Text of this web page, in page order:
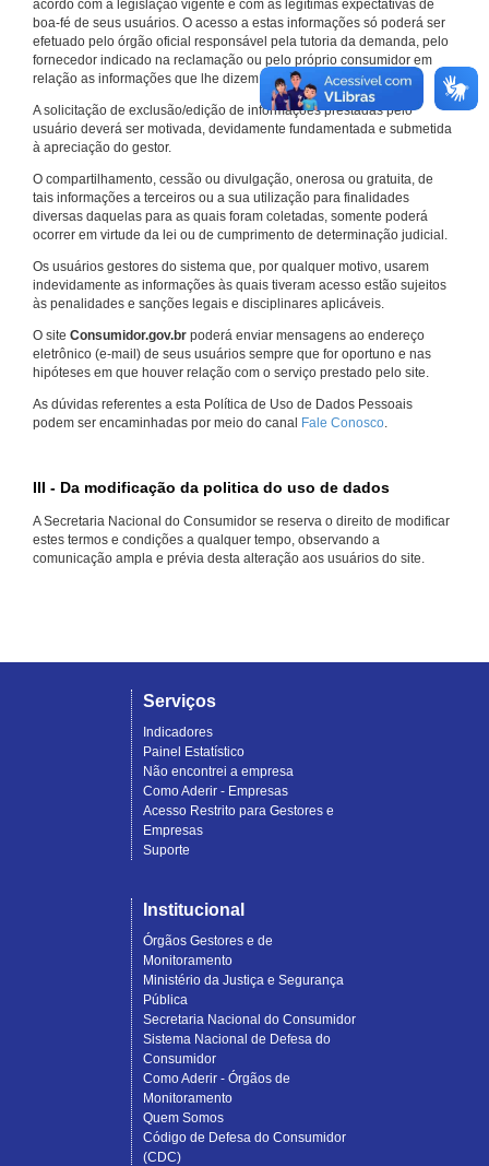
acordo com a legislação vigente e com as legítimas expectativas de
boa-fé de seus usuários. O acesso a estas informações só poderá ser
efetuado pelo órgão oficial responsável pela tutoria da demanda, pelo
fornecedor indicado na reclamação ou pelo próprio consumidor em
relação as informações que lhe dizem respeito.
A solicitação de exclusão/edição de informações prestadas pelo
usuário deverá ser motivada, devidamente fundamentada e submetida
à apreciação do gestor.
O compartilhamento, cessão ou divulgação, onerosa ou gratuita, de
tais informações a terceiros ou a sua utilização para finalidades
diversas daquelas para as quais foram coletadas, somente poderá
ocorrer em virtude da lei ou de cumprimento de determinação judicial.
Os usuários gestores do sistema que, por qualquer motivo, usarem
indevidamente as informações às quais tiveram acesso estão sujeitos
às penalidades e sanções legais e disciplinares aplicáveis.
O site Consumidor.gov.br poderá enviar mensagens ao endereço
eletrônico (e-mail) de seus usuários sempre que for oportuno e nas
hipóteses em que houver relação com o serviço prestado pelo site.
As dúvidas referentes a esta Política de Uso de Dados Pessoais
podem ser encaminhadas por meio do canal Fale Conosco.
III - Da modificação da politica do uso de dados
A Secretaria Nacional do Consumidor se reserva o direito de modificar
estes termos e condições a qualquer tempo, observando a
comunicação ampla e prévia desta alteração aos usuários do site.
Serviços
Indicadores
Painel Estatístico
Não encontrei a empresa
Como Aderir - Empresas
Acesso Restrito para Gestores e
Empresas
Suporte
Institucional
Órgãos Gestores e de
Monitoramento
Ministério da Justiça e Segurança
Pública
Secretaria Nacional do Consumidor
Sistema Nacional de Defesa do
Consumidor
Como Aderir - Órgãos de
Monitoramento
Quem Somos
Código de Defesa do Consumidor
(CDC)